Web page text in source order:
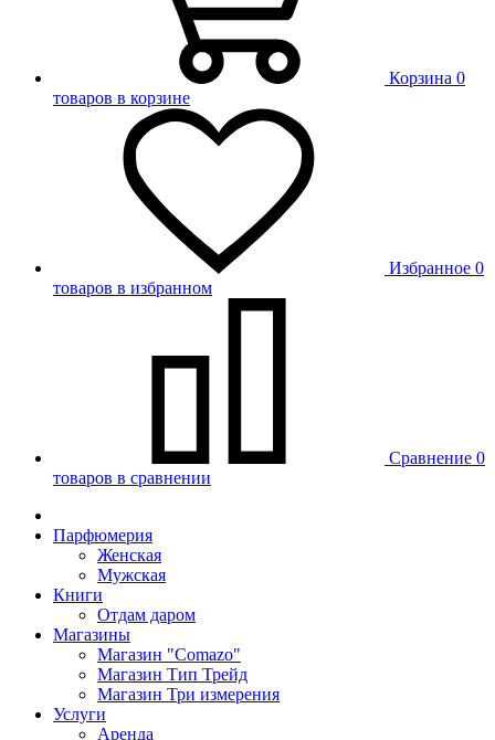
Корзина 0
товаров в корзине
Избранное 0
товаров в избранном
Сравнение 0
товаров в сравнении
Парфюмерия
Женская
Мужская
Книги
Отдам даром
Магазины
Магазин "Comazo"
Магазин Тип Трейд
Магазин Три измерения
Услуги
Аренда